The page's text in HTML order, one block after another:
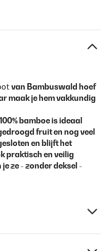
van Bambuswald hoef
maak je hem vakkundig
bamboe is ideaal
fruit en nog veel
en blijft het
praktisch en veilig
ze - zonder deksel -